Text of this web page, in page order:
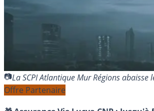
La SCPI Atlantique Mur Régions
Offre Partenaire